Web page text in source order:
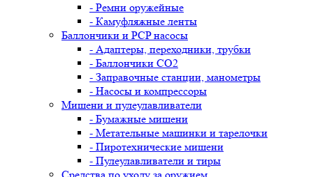
- Ремни оружейные
- Камуфляжные ленты
Баллончики и PCP насосы
- Адаптеры, переходники, трубки
- Баллончики CO2
- Заправочные станции, манометры
- Насосы и компрессоры
Мишени и пулеулавливатели
- Бумажные мишени
- Метательные машинки и тарелочки
- Пиротехнические мишени
- Пулеулавливатели и тиры